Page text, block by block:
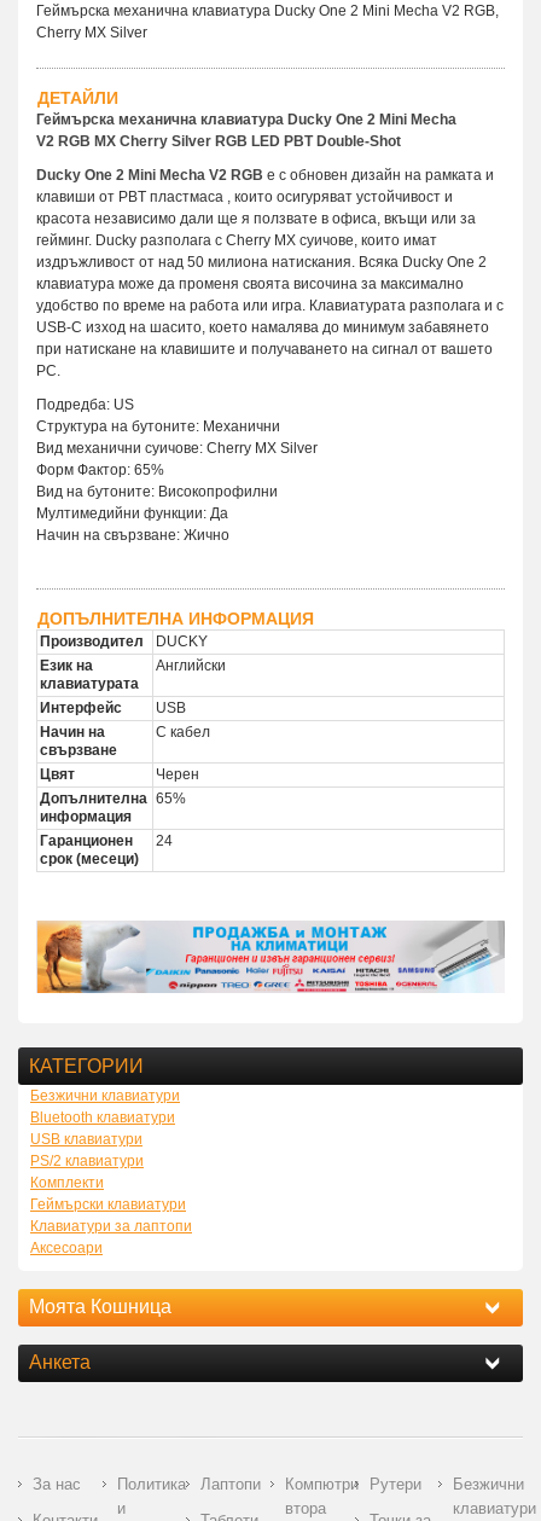
Геймърскa механична клавиатура Ducky One 2 Mini Mecha V2 RGB,
Cherry MX Silver
ДЕТАЙЛИ
Геймърска механична клавиатура Ducky One 2 Mini Mecha
V2 RGB MX Cherry Silver RGB LED PBT Double-Shot
Ducky One 2 Mini Mecha V2 RGB е с обновен дизайн на рамката и
клавиши от PBT пластмаса , които осигуряват устойчивост и
красота независимо дали ще я ползвате в офиса, вкъщи или за
гейминг. Ducky разполага с Cherry MX суичове, които имат
издръжливост от над 50 милиона натискания. Всяка Ducky One 2
клавиатура може да променя своята височина за максимално
удобство по време на работа или игра. Клавиатурата разполага и с
USB-C изход на шасито, което намалява до минимум забавянето
при натискане на клавишите и получаването на сигнал от вашето
PC.
Подредба: US
Структура на бутоните: Механични
Вид механични суичове: Cherry MX Silver
Форм Фактор: 65%
Вид на бутоните: Високопрофилни
Мултимедийни функции: Да
Начин на свързване: Жично
ДОПЪЛНИТЕЛНА ИНФОРМАЦИЯ
Производител
DUCKY
Език на
клавиатурата
Английски
Интерфейс
USB
Начин на
свързване
С кабел
Цвят
Черен
Допълнителна
информация
65%
Гаранционен
срок (месеци)
24
КАТЕГОРИИ
Безжични клавиатури
Bluetooth клавиатури
USB клавиатури
PS/2 клавиатури
Комплекти
Геймърски клавиатури
Клавиатури за лаптопи
Аксесоари
Моята Кошница
Анкета
За нас
Политика
и
Лаптопи
Компютри
втора
Рутери
Безжични
клавиатури